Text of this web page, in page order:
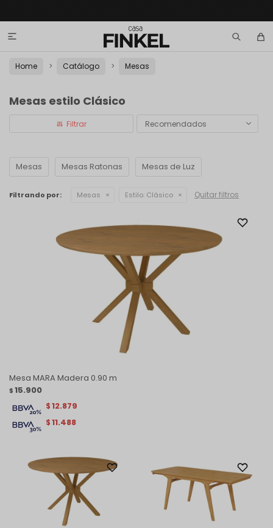

Home Catálogo Mesas
Mesas estilo Clásico
Recomendados
Mesas Mesas Ratonas Mesas de Luz
Filtrando por: Mesas Estilo: Clásico Quitar filtros
Mesa MARA Madera 0.90 m
$ 15.900
$11.488
$12.879